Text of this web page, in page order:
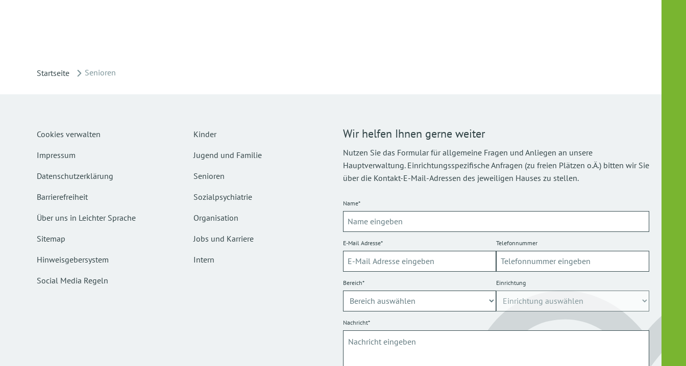
Startseite Senioren
Cookies verwalten
Impressum
Datenschutzerklärung
Barrierefreiheit
Über uns in Leichter Sprache
Sitemap
Hinweisgebersystem
Social Media Regeln
Kinder
Jugend und Familie
Senioren
Sozialpsychiatrie
Organisation
Jobs und Karriere
Intern
Wir helfen Ihnen gerne weiter
Nutzen Sie das Formular für allgemeine Fragen und Anliegen an unsere
Hauptverwaltung. Einrichtungsspezifische Anfragen (zu freien Plätzen o.Ä.) bitten wir Sie
über die Kontakt-E-Mail-Adressen des jeweiligen Hauses zu stellen.
Name*
E-Mail Adresse* Telefonnummer
Bereich* Einrichtung
Nachricht*